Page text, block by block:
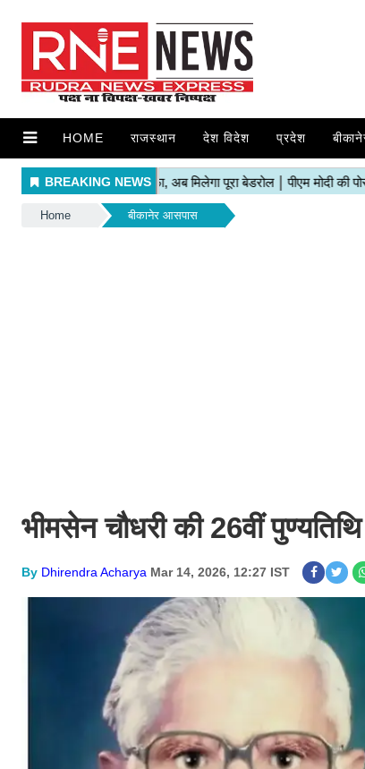
HOME राजस्थान देश विदेश प्रदेश
Home बीकानेर आसपास
भीमसेन चौधरी की 26वीं
By Dhirendra Acharya Mar 14, 2026, 12:27 IST